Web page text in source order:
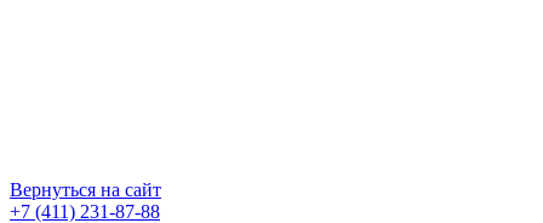
Вернуться на сайт
+7 (411) 231-87-88